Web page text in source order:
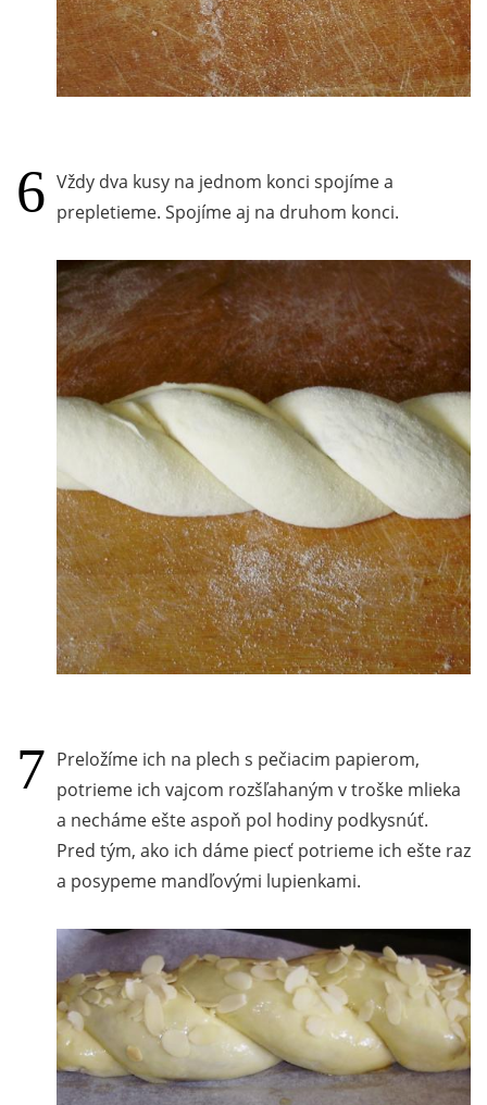
Vždy dva kusy na jednom konci spojíme a
prepletieme. Spojíme aj na druhom konci.
Preložíme ich na plech s pečiacim papierom,
potrieme ich vajcom rozšľahaným v troške mlieka
a necháme ešte aspoň pol hodiny podkysnúť.
Pred tým, ako ich dáme piecť potrieme ich ešte raz
a posypeme mandľovými lupienkami.